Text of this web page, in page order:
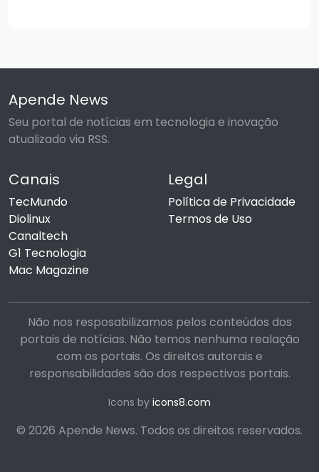
Apende News
Seu portal de notícias em tecnologia e inovação
atualizado via RSS.
Canais
TecMundo
Diolinux
Canaltech
G1 Tecnologia
Mac Magazine
Legal
Política de Privacidade
Termos de Uso
Não nos resposabilizamos pelos conteúdos dos
portais de notícias. Não temos nenhuma realação
com os portais. Os direitos autorais e
responsabilidades são dos respectivos portais.
Icons by icons8.com
© 2026 Apende News. Todos os direitos reservados.